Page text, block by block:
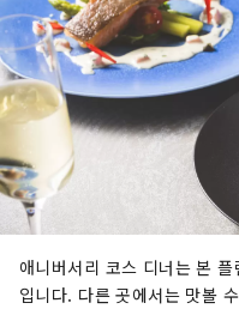
애니버서리 코스 디너는 본
입니다. 다른 곳에서는 맛볼